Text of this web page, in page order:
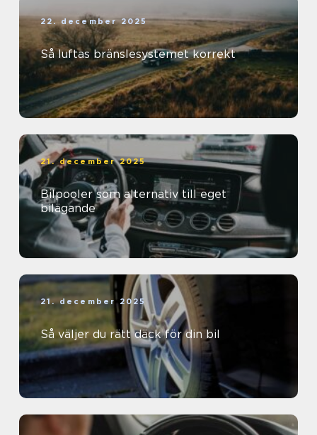
22. december 2025
Så luftas bränslesystemet korrekt
21. december 2025
Bilpooler som alternativ till eget
bilägande
21. december 2025
Så väljer du rätt däck för din bil